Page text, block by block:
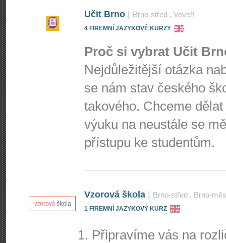
Učit Brno Brno-střed , Veveří
4 FIREMNÍ JAZYKOVÉ KURZY
Proč si vybrat Učit
Nejdůležitější otázka
se nám stav českého
takového. Chceme
výuku na neustále se
přístupu ke studentům.
Vzorová škola Brno-střed , Brno-
1 FIREMNÍ JAZYKOVÝ KURZ
Připravíme vás na